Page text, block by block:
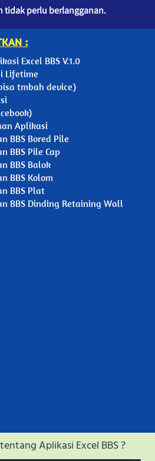
tidak perlu berlangganan.
:
Excel BBS V.1.0
Lifetime
tmbah device)
Aplikasi
BBS Bored Pile
BBS Pile Cap
BBS Balok
BBS Kolom
BBS Plat
BBS Dinding Retaining Wall
Aplikasi Excel BBS ?